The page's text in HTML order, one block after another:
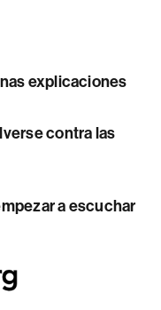
explicaciones
contra las
a escuchar